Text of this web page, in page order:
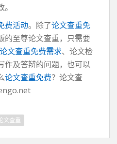
费活动。除了论文查重免
的至尊论文查重，只需要
论文查重免费需求、论文检
作及答辩的问题，也可以
论文查重免费？论文查
文查重